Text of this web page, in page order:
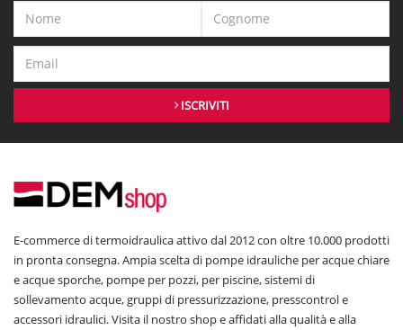
ISCRIVITI
E-commerce di termoidraulica attivo dal 2012 con oltre 10.000 prodotti
in pronta consegna. Ampia scelta di pompe idrauliche per acque chiare
e acque sporche, pompe per pozzi, per piscine, sistemi di
sollevamento acque, gruppi di pressurizzazione, presscontrol e
accessori idraulici. Visita il nostro shop e affidati alla qualità e alla